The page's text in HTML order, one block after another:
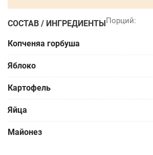
СОСТАВ / ИНГРЕДИЕНТЫ
Копченяа горбуша
Яблоко
Картофель
Яйца
Майонез